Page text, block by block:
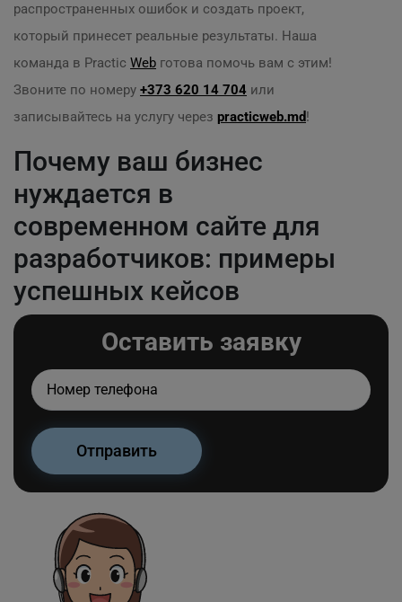
распространенных ошибок и создать проект,
который принесет реальные результаты. Наша
команда в Practic Web готова помочь вам с этим!
Звоните по номеру +373 620 14 704 или
записывайтесь на услугу через practicweb.md!
Почему ваш бизнес
нуждается в
современном сайте для
разработчиков: примеры
успешных кейсов
Оставить заявку